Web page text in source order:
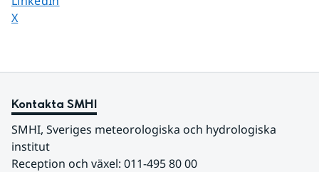
Dela sidan på
X
Kontakta SMHI
SMHI, Sveriges meteorologiska och hydrologiska
institut
Reception och växel: 011-495 80 00